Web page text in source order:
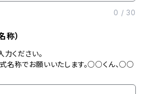
0 /30
称）
ください。
名称でお願いいたします。○○くん、○○